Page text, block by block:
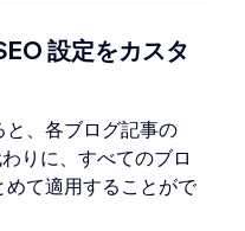
とめたメタディ
加します。この
は、訪問者がブ
判断するのに役
のテキストはペー
クすると、検索エ
を追加すること
法はこちら
化データ：自動で
の構造化データ
法を設定するに
スタマイズしま
タイトルを変更
有された際に表
加することがで
設定をカスタ
と、各ブログ記事の
りに、すべてのブロ
めて適用することがで